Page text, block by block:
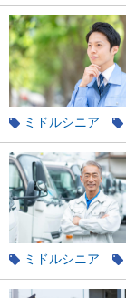
ミドルシニア
マンション管理
ミドルシニア